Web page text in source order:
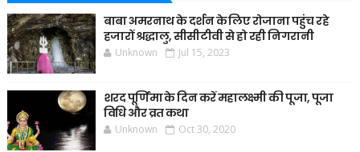
बाबा अमरनाथ के दर्शन के लिए रोजाना पहुंच रहे
हजारों श्रद्धालु, सीसीटीवी से हो रही निगरानी
Unknown Jul 15, 2023
शरद पूर्णिमा के दिन करें महालक्ष्मी की पूजा, पूजा
विधि और व्रत कथा
Unknown Oct 30, 2020